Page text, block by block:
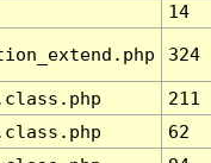
14
324
211
62